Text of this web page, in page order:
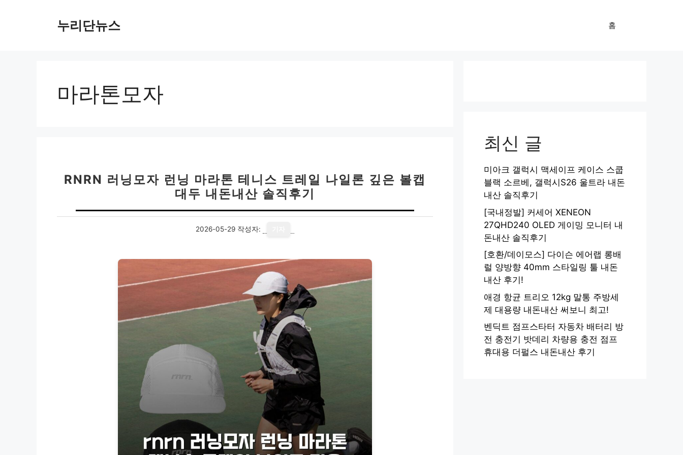
누리단뉴스 홈
마라톤모자
RNRN 러닝모자 런닝 마라톤 테니스 트레일 나일론 깊은 볼캡
대두 내돈내산 솔직후기
2026-05-29 작성자:
최신 글
미아크 갤럭시 맥세이프 케이스 스쿱
블랙 소르베, 갤럭시S26 울트라 내돈
내산 솔직후기
[국내정발] 커세어 XENEON
27QHD240 OLED 게이밍 모니터 내
돈내산 솔직후기
[호환/데이모스] 다이슨 에어랩 롱배
럴 양방향 40mm 스타일링 툴 내돈
내산 후기!
애경 항균 트리오 12kg 말통 주방세
제 대용량 내돈내산 써보니 최고!
벤딕트 점프스타터 자동차 배터리 방
전 충전기 밧데리 차량용 충전 점프
휴대용 더펄스 내돈내산 후기